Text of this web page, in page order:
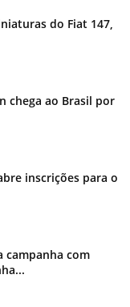
do Fiat 147,
chega ao Brasil por
inscrições para o
campanha com